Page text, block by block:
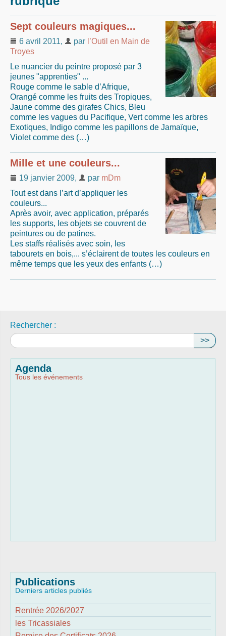
Sept couleurs magiques...
6 avril 2011, par l’Outil en Main de
Troyes
Le nuancier du peintre proposé par 3
jeunes "apprenties" ...
Rouge comme le sable d’Afrique,
Orangé comme les fruits des Tropiques,
Jaune comme des girafes Chics, Bleu
comme les vagues du Pacifique, Vert comme les arbres
Exotiques, Indigo comme les papillons de Jamaïque,
Violet comme des (…)
Mille et une couleurs...
19 janvier 2009, par mDm
Tout est dans l’art d’appliquer les
couleurs...
Après avoir, avec application, préparés
les supports, les objets se couvrent de
peintures ou de patines.
Les staffs réalisés avec soin, les
tabourets en bois,... s’éclairent de toutes les couleurs en
même temps que les yeux des enfants (…)
Rechercher :
>>
Agenda
Tous les événements
Publications
Derniers articles publiés
Rentrée 2026/2027
les Tricassiales